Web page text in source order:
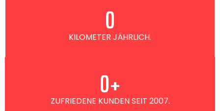
KILOMETER JÄHRLICH.
0
ZUFRIEDENE KUNDEN SEIT 2007.
0+